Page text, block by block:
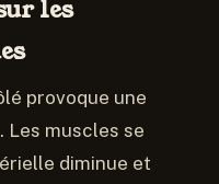
les
provoque une
muscles se
diminue et